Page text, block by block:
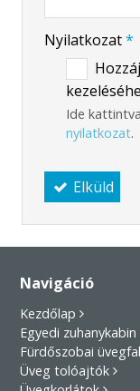
Nyilatkozat*
Ide
nyilatkozat.
Elküld
Navigáció
Kezdőlap
Egyedi zuhanykabin
Fürdőszobai
Üveg tolóajtók